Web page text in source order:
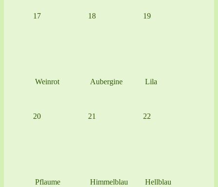
17
Weinrot
18
Aubergine
19
Lila
20
Pflaume
21
Himmelblau
22
Hellblau